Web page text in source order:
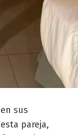
sus
pareja,